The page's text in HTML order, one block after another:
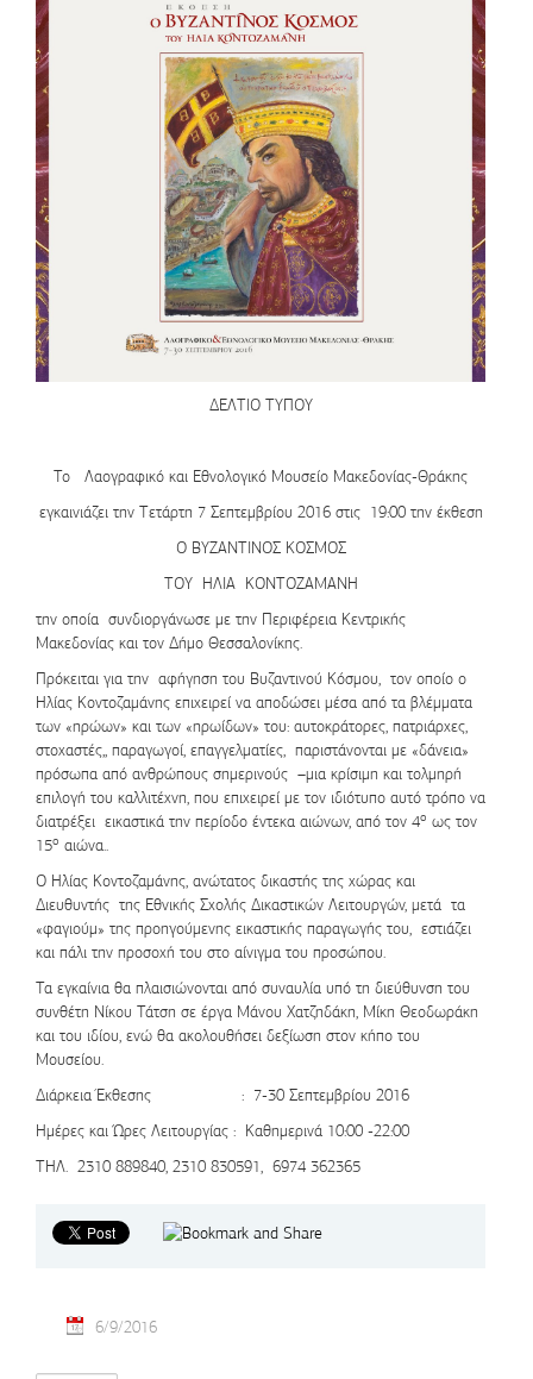
ΔΕΛΤΙΟ ΤΥΠΟΥ
Το
Λαογραφικό και Εθνολογικό Μουσείο Μακεδονίας-Θράκης
εγκαινιάζει την Tετάρτη 7 Σεπτεμβρίου 2016 στις 19:00 την έκθεση
Ο ΒΥΖΑΝΤΙΝΟΣ ΚΟΣΜΟΣ
ΤΟΥ ΗΛΙΑ ΚΟΝΤΟΖΑΜΑΝΗ
την οποία συνδιοργάνωσε με την Περιφέρεια Κεντρικής
Μακεδονίας και τον Δήμο Θεσσαλονίκης.
Πρόκειται για την αφήγηση του Βυζαντινού Κόσμου, τον οποίο ο
Ηλίας Κοντοζαμάνης επιχειρεί να αποδώσει μέσα από τα βλέμματα
των «ηρώων» και των «ηρωίδων» του: αυτοκράτορες, πατριάρχες,
στοχαστές,, παραγωγοί, επαγγελματίες, παριστάνονται με «δάνεια»
πρόσωπα από ανθρώπους σημερινούς –μια κρίσιμη και τολμηρή
επιλογή του καλλιτέχνη, που επιχειρεί με τον ιδιότυπο αυτό τρόπο να
διατρέξει εικαστικά την περίοδο έντεκα αιώνων, από τον 4ο ως τον
15ο αιώνα..
Ο Ηλίας Κοντοζαμάνης, ανώτατος δικαστής της χώρας και
Διευθυντής της Εθνικής Σχολής Δικαστικών Λειτουργών, μετά τα
«φαγιούμ» της προηγούμενης εικαστικής παραγωγής του, εστιάζει
και πάλι την προσοχή του στο αίνιγμα του προσώπου.
Τα εγκαίνια θα πλαισιώνονται από συναυλία υπό τη διεύθυνση του
συνθέτη Νίκου Τάτση σε έργα Μάνου Χατζηδάκη, Μίκη Θεοδωράκη
και του ιδίου, ενώ θα ακολουθήσει δεξίωση στον κήπο του
Μουσείου.
Διάρκεια Έκθεσης : 7-30 Σεπτεμβρίου 2016
Ημέρες και Ώρες Λειτουργίας : Καθημερινά 10:00 -22:00
ΤΗΛ. 2310 889840, 2310 830591, 6974 362365
6/9/2016